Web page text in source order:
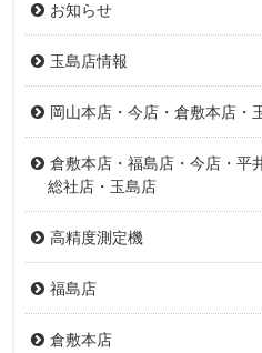
お知らせ
玉島店情報
岡山本店・今店・倉敷本店・
倉敷本店・福島店・今店・平
総社店・玉島店
高精度測定機
福島店
倉敷本店